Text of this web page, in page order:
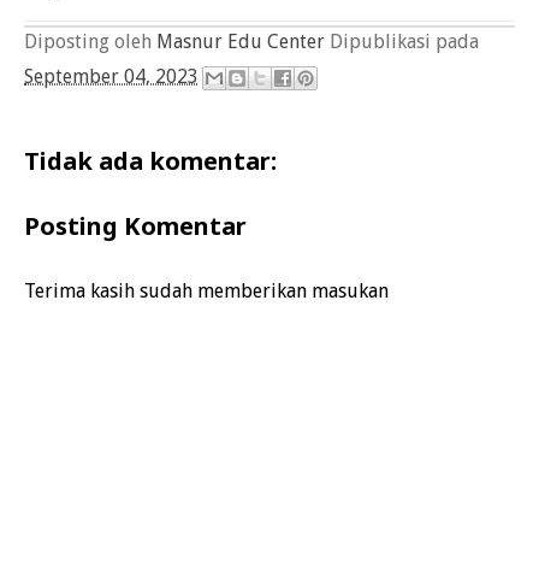
Diposting oleh Masnur Edu Center Dipublikasi pada
September 04, 2023
Tidak ada komentar:
Posting Komentar
Terima kasih sudah memberikan masukan